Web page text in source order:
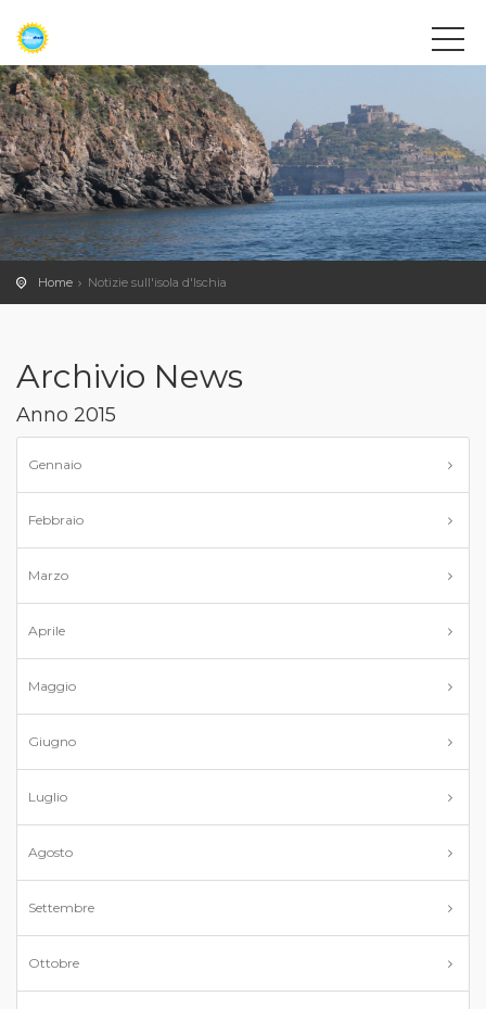
Home Notizie sull'isola d'Ischia
Archivio News
Anno 2015
Gennaio
Febbraio
Marzo
Aprile
Maggio
Giugno
Luglio
Agosto
Settembre
Ottobre